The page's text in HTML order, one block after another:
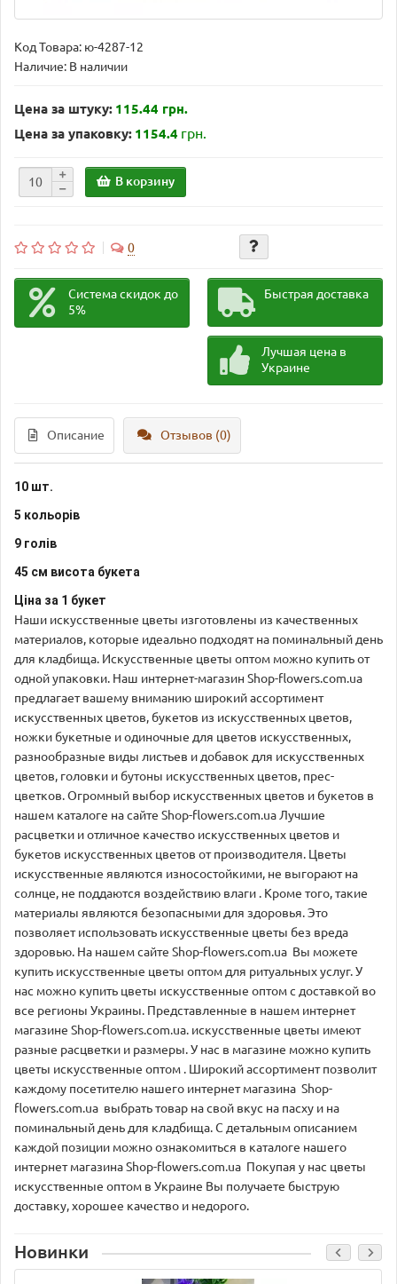
Код Товара: ю-4287-12
Наличие: В наличии
Цена за штуку: 115.44 грн.
Цена за упаковку: 1154.4 грн.
В корзину
0
Система скидок до
5%
Быстрая доставка
Лучшая цена в
Украине
Описание Отзывов (0)
10 шт.
5 кольорів
9 голів
45 см висота букета
Ціна за 1 букет
Наши искусственные цветы изготовлены из качественных
материалов, которые идеально подходят на поминальный день
для кладбища. Искусственные цветы оптом можно купить от
одной упаковки. Наш интернет-магазин Shop-flowers.com.ua
предлагает вашему вниманию широкий ассортимент
искусственных цветов, букетов из искусственных цветов,
ножки букетные и одиночные для цветов искусственных,
разнообразные виды листьев и добавок для искусственных
цветов, головки и бутоны искусственных цветов, прес-
цветков. Огромный выбор искусственных цветов и букетов в
нашем каталоге на сайте Shop-flowers.com.ua Лучшие
расцветки и отличное качество искусственных цветов и
букетов искусственных цветов от производителя. Цветы
искусственные являются износостойкими, не выгорают на
солнце, не поддаются воздействию влаги . Кроме того, такие
материалы являются безопасными для здоровья. Это
позволяет использовать искусственные цветы без вреда
здоровью. На нашем сайте Shop-flowers.com.ua Вы можете
купить искусственные цветы оптом для ритуальных услуг. У
нас можно купить цветы искусственные оптом с доставкой во
все регионы Украины. Представленные в нашем интернет
магазине Shop-flowers.com.ua. искусственные цветы имеют
разные расцветки и размеры. У нас в магазине можно купить
цветы искусственные оптом . Широкий ассортимент позволит
каждому посетителю нашего интернет магазина Shop-
flowers.com.ua выбрать товар на свой вкус на пасху и на
поминальный день для кладбища. С детальным описанием
каждой позиции можно ознакомиться в каталоге нашего
интернет магазина Shop-flowers.com.ua Покупая у нас цветы
искусственные оптом в Украине Вы получаете быструю
доставку, хорошее качество и недорого.
Новинки